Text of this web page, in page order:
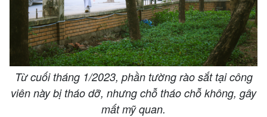
Từ cuối tháng 1/2023, phần tường rào sắt tại công
viên này bị tháo dỡ, nhưng chỗ tháo chỗ không, gây
mất mỹ quan.